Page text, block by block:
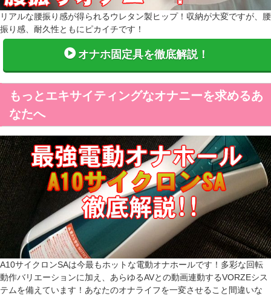
リアルな腰振り感が得られるウレタン製ヒップ！収納が大変ですが、腰
振り感、耐久性ともにピカイチです！
オナホ固定具を徹底解説！
もっとエキサイティングなオナニーを求めるあ
なたへ
A10サイクロンSAは今最もホットな電動オナホールです！多彩な回転
動作バリエーションに加え、あらゆるAVとの動画連動するVORZEシス
テムを備えています！あなたのオナライフを一変させること間違いな